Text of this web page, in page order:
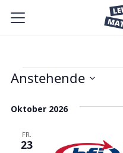
Anstehende
wählen.
Oktober 2026
FR.
23